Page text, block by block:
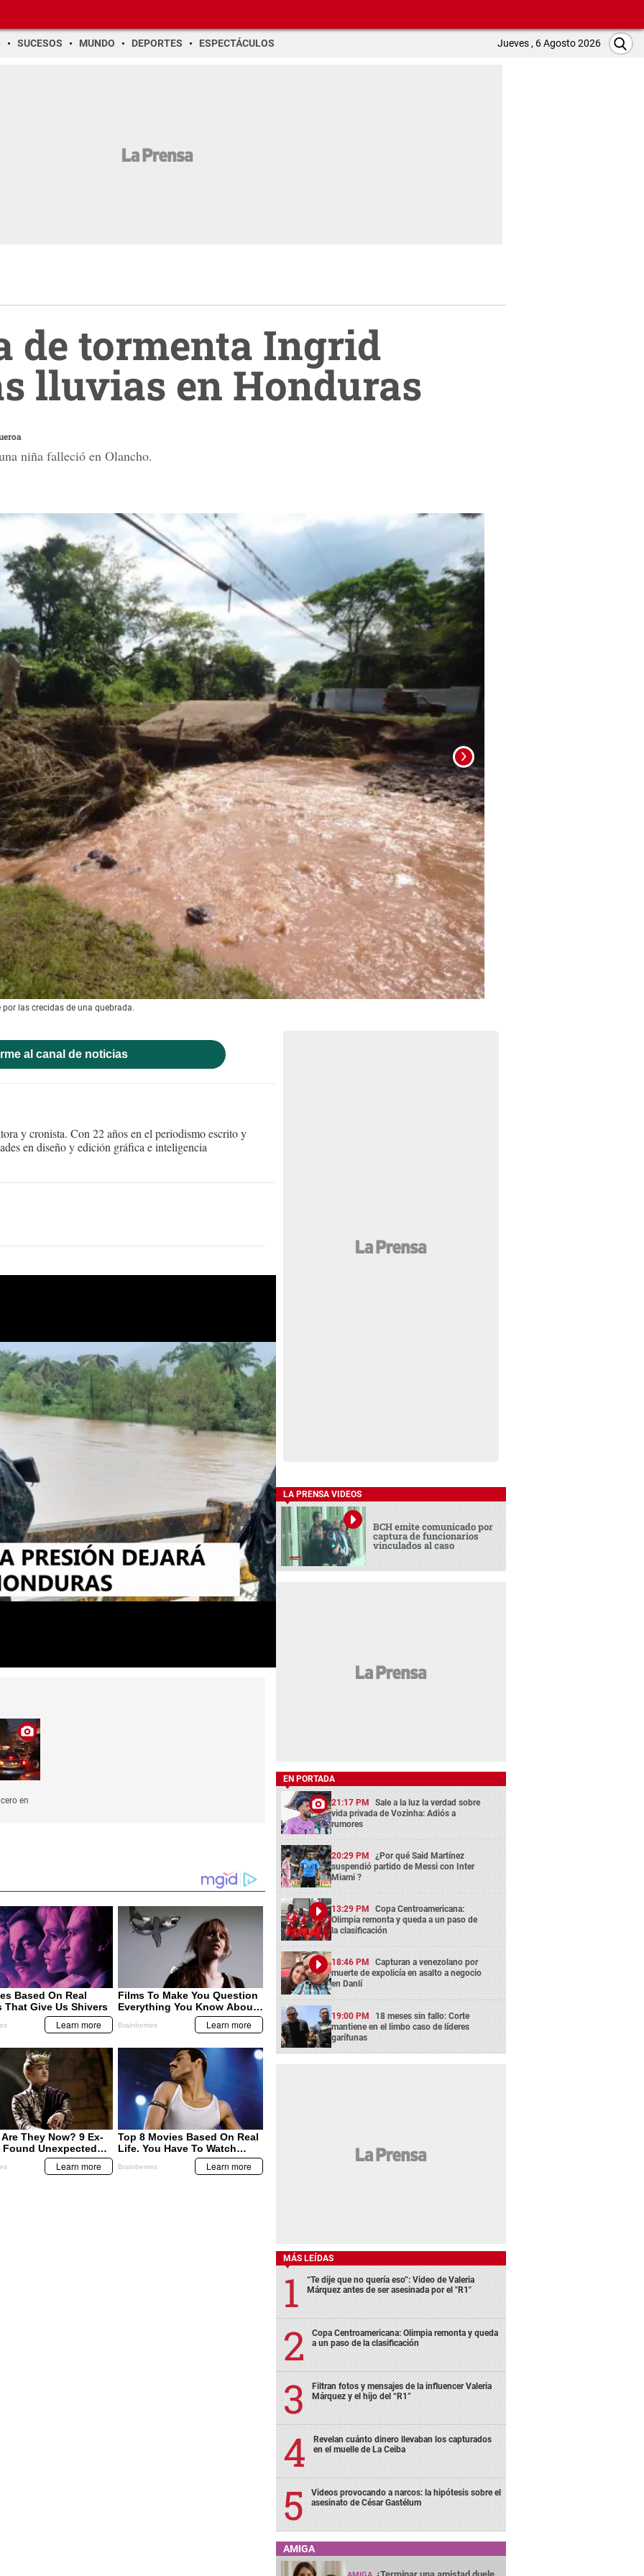
SUCESOS MUNDO DEPORTES ESPECTÁCULOS Jueves , 6 Agosto 2026
de tormenta Ingrid
lluvias en Honduras
niña falleció en Olancho.
las crecidas de una quebrada.
al canal de noticias
y cronista. Con 22 años en el periodismo escrito y
en diseño y edición gráfica e inteligencia
en
LA PRENSA VIDEOS
BCH emite comunicado por
captura de funcionarios
vinculados al caso
EN PORTADA
21:17 PM Sale a la luz la verdad sobre
vida privada de Vozinha: Adiós a
rumores
20:29 PM ¿Por qué Said Martínez
suspendió partido de Messi con Inter
Miami ?
13:29 PM Copa Centroamericana:
Olimpia remonta y queda a un paso de
la clasificación
18:46 PM Capturan a venezolano por
muerte de expolicía en asalto a negocio
en Danlí
19:00 PM 18 meses sin fallo: Corte
mantiene en el limbo caso de líderes
garífunas
MÁS LEÍDAS
“Te dije que no quería eso”: Video de Valeria
Márquez antes de ser asesinada por el "R1"
Copa Centroamericana: Olimpia remonta y queda
a un paso de la clasificación
Filtran fotos y mensajes de la influencer Valeria
Márquez y el hijo del “R1”
Revelan cuánto dinero llevaban los capturados
en el muelle de La Ceiba
Videos provocando a narcos: la hipótesis sobre el
asesinato de César Gastélum
AMIGA